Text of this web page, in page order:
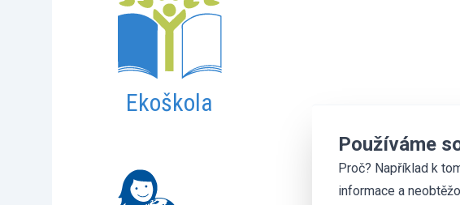
Ekoškola
Používáme
Proč? Například k
informace a